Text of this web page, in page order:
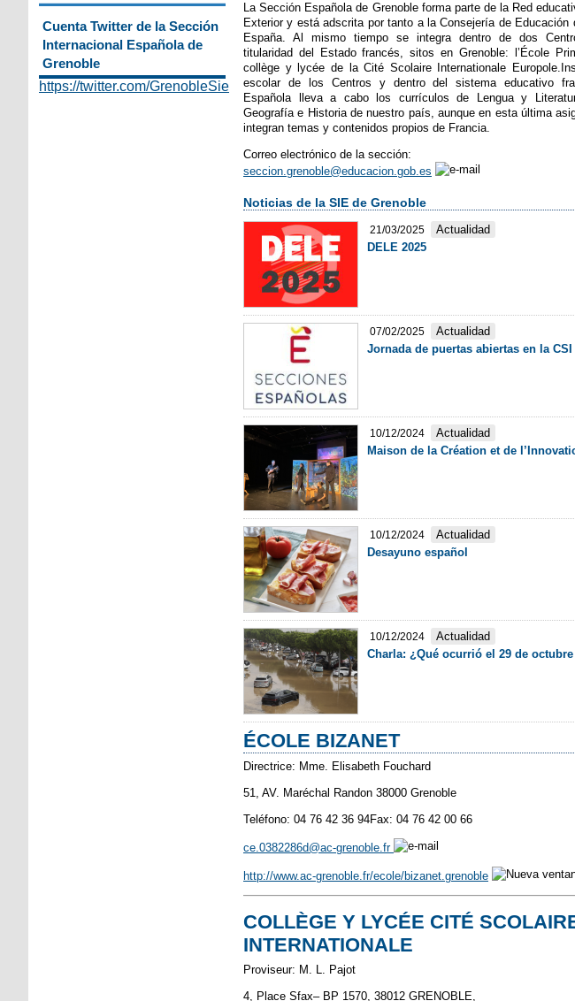
Cuenta Twitter de la Sección
Internacional Española de
Grenoble
https://twitter.com/GrenobleSie
La Sección Española de Grenoble forma parte de la Red
Exterior y está adscrita por tanto a la Consejería de Educación
España. Al mismo tiempo se integra dentro de dos
titularidad del Estado francés, sitos en Grenoble: l’École
collège y lycée de la Cité Scolaire Internationale
escolar de los Centros y dentro del sistema educativo
Española lleva a cabo los currículos de Lengua y
Geografía e Historia de nuestro país, aunque en esta última
integran temas y contenidos propios de Francia.
Correo electrónico de la sección:
seccion.grenoble@educacion.gob.es
Noticias de la SIE de Grenoble
21/03/2025
Actualidad
DELE 2025
07/02/2025
Actualidad
Jornada de puertas abiertas en la
10/12/2024
Actualidad
Maison de la Création et de
10/12/2024
Actualidad
Desayuno español
10/12/2024
Actualidad
Charla: ¿Qué ocurrió el 29 de
ÉCOLE BIZANET
Directrice: Mme. Elisabeth Fouchard
51, AV. Maréchal Randon 38000 Grenoble
Teléfono: 04 76 42 36 94Fax: 04 76 42 00 66
ce.0382286d@ac-grenoble.fr
http://www.ac-grenoble.fr/ecole/bizanet.grenoble
COLLÈGE Y LYCÉE CITÉ
INTERNATIONALE
Proviseur: M. L. Pajot
4, Place Sfax– BP 1570, 38012 GRENOBLE,